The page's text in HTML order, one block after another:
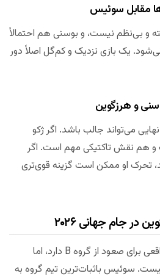
و بی‌نظم نیست، و بوسنی هم احتمالاً
یک بازی نزدیک و کم‌گل اصلاً دور
می‌تواند جالب باشد. اگر ژکو
هم نقش تاکتیکی مهم است. اگر
تحرک او ممکن است گزینه قوی‌تری
در جام جهانی ۲۰۲۶
بوسنی و هرزگوین شانس واقعی برای صعود از گروه B دارد، اما
سوئیس باثبات‌ترین تیم گروه به